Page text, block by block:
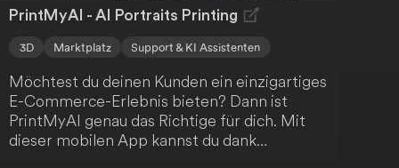
PrintMyAI - AI Portraits Printing
3D Marktplatz Support & KI Assistenten
Möchtest du deinen Kunden ein einzigartiges
E-Commerce-Erlebnis bieten? Dann ist
PrintMyAI genau das Richtige für dich. Mit
dieser mobilen App kannst du dank